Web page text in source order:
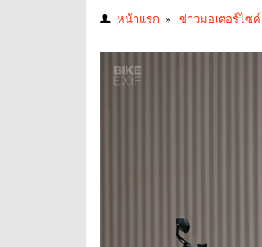
หน้าแรก » ข่าวมอเตอร์ไซค์